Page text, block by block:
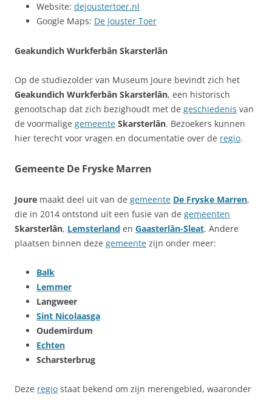
Website: dejoustertoer.nl
Google Maps: De Jouster Toer
Geakundich Wurkferbân Skarsterlân
Op de studiezolder van Museum Joure bevindt zich het
Geakundich Wurkferbân Skarsterlân, een historisch
genootschap dat zich bezighoudt met de geschiedenis van
de voormalige gemeente Skarsterlân. Bezoekers kunnen
hier terecht voor vragen en documentatie over de regio.
Gemeente De Fryske Marren
Joure maakt deel uit van de gemeente De Fryske Marren,
die in 2014 ontstond uit een fusie van de gemeenten
Skarsterlân, Lemsterland en Gaasterlân-Sleat. Andere
plaatsen binnen deze gemeente zijn onder meer:
Balk
Lemmer
Langweer
Sint Nicolaasga
Oudemirdum
Echten
Scharsterbrug
Deze regio staat bekend om zijn merengebied, waaronder